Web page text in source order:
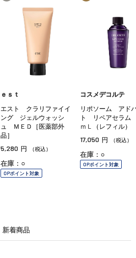
ｅｓｔ
エスト クラリファイイ
ング ジェルウォッシ
ュ ＭＥＤ［医薬部外
品］
5,280 円 （税込）
在庫：○
OPポイント対象
コスメデコルテ
リポソーム アド
ト リペアセラム
ｍＬ（レフィル）
17,050 円 （税込）
在庫：○
OPポイント対象
新着商品